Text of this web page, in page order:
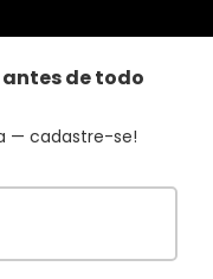
de todo
— cadastre-se!